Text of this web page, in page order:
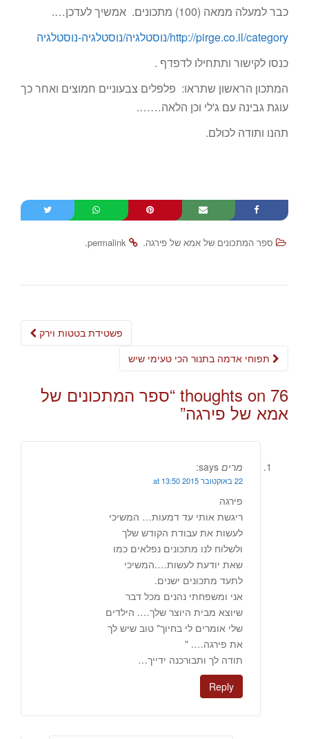
כבר למעלה ממאה (100) מתכונים. אמשיך לעדכן….
http://pirge.co.il/category/נוסטלגיה/נוסטלגיה-נוסטלגיה
כנסו לקישור ותתחילו לדפדף .
המתכון הראשון שתראו: פלפלים צבעוניים חמוצים ואחר כך
עוגת גבינה עם ג'לי וכן הלאה…….
תהנו ותודה לכולם.
ספר המתכונים של אמא של פירגה.
permalink
.
Post
פשטידת בטטות וירק
76 thoughts on “ ספר המתכונים של
אמא של פירגה”
מרים says:
22 באוקטובר 2015 at 13:50
פירגה
ריגשת אותי עד דמעות… המשיכי
לעשות את עבודת הקודש שלך
ולשלוח לנו מתכונים נפלאים כמו
שאת יודעת לעשות….המשיכי
לתעד מתכונים ישנים.
אני ומשפחתי נהנים מכל דבר
שיוצא מבית היוצר שלך…. הילדים
שלי אומרים לי בחיוך" טוב שיש לך
את פירגה…. "
תודה לך ותבורכנה ידייך…
Reply